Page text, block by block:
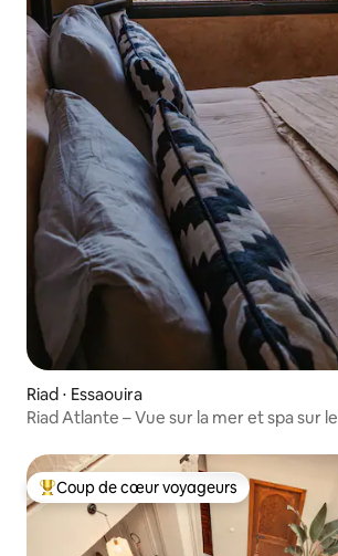
Riad ⋅ Essaouira
Riad Atlante – Vue sur la mer et spa sur
Coups de cœur voyageurs les plus
Coup de cœur voyageurs